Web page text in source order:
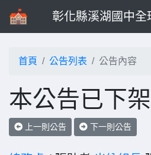
彰化縣溪湖國中全
首頁 公告列表 公告內容
本公告已下架
上一則公告 下一則公告